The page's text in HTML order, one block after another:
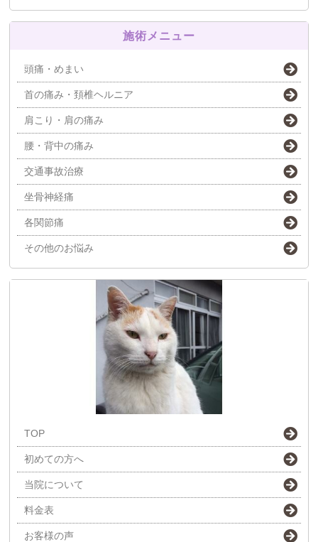
施術メニュー
頭痛・めまい
首の痛み・頚椎ヘルニア
肩こり・肩の痛み
腰・背中の痛み
交通事故治療
坐骨神経痛
各関節痛
その他のお悩み
TOP
初めての方へ
当院について
料金表
お客様の声